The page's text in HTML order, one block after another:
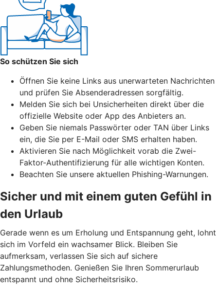
So schützen Sie sich
Öffnen Sie keine Links aus unerwarteten Nachrichten
und prüfen Sie Absenderadressen sorgfältig.
Melden Sie sich bei Unsicherheiten direkt über die
offizielle Website oder App des Anbieters an.
Geben Sie niemals Passwörter oder TAN über Links
ein, die Sie per E-Mail oder SMS erhalten haben.
Aktivieren Sie nach Möglichkeit vorab die Zwei-
Faktor-Authentifizierung für alle wichtigen Konten.
Beachten Sie unsere aktuellen Phishing-Warnungen.
Sicher und mit einem guten Gefühl in
den Urlaub
Gerade wenn es um Erholung und Entspannung geht, lohnt
sich im Vorfeld ein wachsamer Blick. Bleiben Sie
aufmerksam, verlassen Sie sich auf sichere
Zahlungsmethoden. Genießen Sie Ihren Sommerurlaub
entspannt und ohne Sicherheitsrisiko.